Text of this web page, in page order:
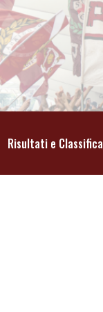
Risultati e Classifica